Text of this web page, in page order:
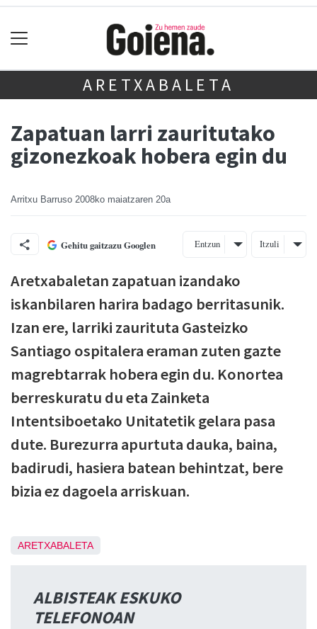
ARETXABALETA
Zapatuan larri zauritutako
gizonezkoak hobera egin du
Arritxu Barruso 2008ko maiatzaren 20a
Gehitu gaitzazu Googlen Entzun Itzuli
Aretxabaletan zapatuan izandako
iskanbilaren harira badago berritasunik.
Izan ere, larriki zaurituta Gasteizko
Santiago ospitalera eraman zuten gazte
magrebtarrak hobera egin du. Konortea
berreskuratu du eta Zainketa
Intentsiboetako Unitatetik gelara pasa
dute. Burezurra apurtuta dauka, baina,
badirudi, hasiera batean behintzat, bere
bizia ez dagoela arriskuan.
ARETXABALETA
ALBISTEAK ESKUKO
TELEFONOAN